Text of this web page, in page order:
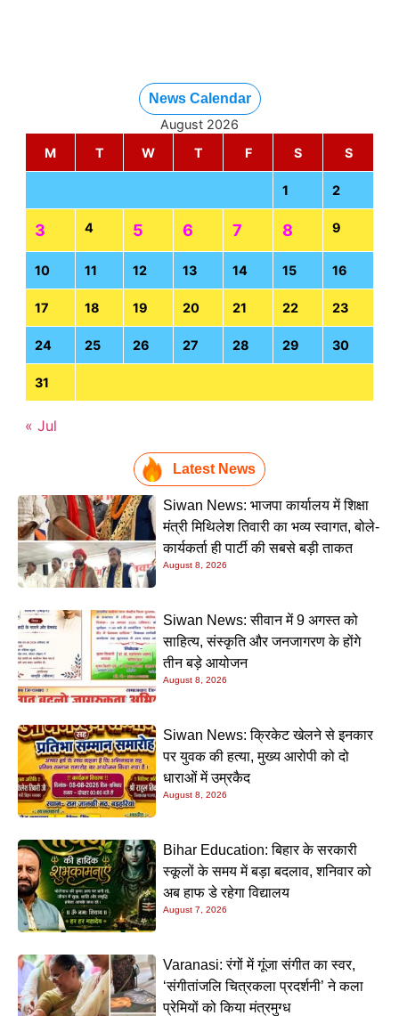
News Calendar
August 2026
M
T W T F S S
1 2
3 4 5 6 7 8 9
10 11 12 13 14 15 16
17 18 19 20 21 22 23
24 25 26 27 28 29 30
31
« Jul
Latest News
Siwan News: भाजपा कार्यालय में शिक्षा
मंत्री मिथिलेश तिवारी का भव्य स्वागत, बोले-
कार्यकर्ता ही पार्टी की सबसे बड़ी ताकत
August 8, 2026
Siwan News: सीवान में 9 अगस्त को
साहित्य, संस्कृति और जनजागरण के होंगे
तीन बड़े आयोजन
August 8, 2026
Siwan News: क्रिकेट खेलने से इनकार
पर युवक की हत्या, मुख्य आरोपी को दो
धाराओं में उम्रकैद
August 8, 2026
Bihar Education: बिहार के सरकारी
स्कूलों के समय में बड़ा बदलाव, शनिवार को
अब हाफ डे रहेगा विद्यालय
August 7, 2026
Varanasi: रंगों में गूंजा संगीत का स्वर,
‘संगीतांजलि चित्रकला प्रदर्शनी’ ने कला
प्रेमियों को किया मंत्रमुग्ध